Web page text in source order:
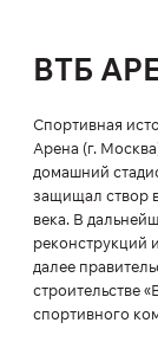
ВТБ
Спортивная
Арена (г.
домашний
защищал створ
века. В
реконструкций
далее
строительстве
спортивного